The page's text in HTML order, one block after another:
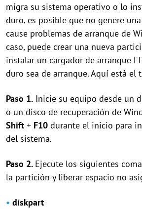
migra su sistema operativo o lo
duro, es posible que no genere
cause problemas de arranque de
caso, puede crear una nueva
instalar un cargador de arranque
duro sea de arranque. Aquí está el
Paso 1. Inicie su equipo desde un
o un disco de recuperación de
Shift + F10 durante el inicio para
del sistema.
Paso 2. Ejecute los siguientes
la partición y liberar espacio no
• diskpart